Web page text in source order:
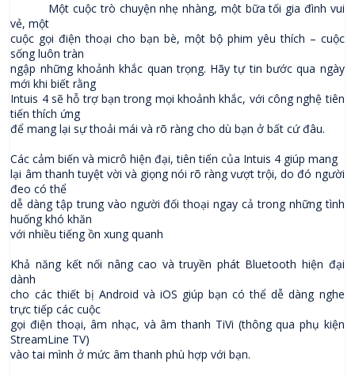
Một cuộc trò chuyện nhẹ nhàng, một bữa tối gia đình vui
vẻ, một
cuộc gọi điện thoại cho bạn bè, một bộ phim yêu thích – cuộc
sống luôn tràn
ngập những khoảnh khắc quan trọng. Hãy tự tin bước qua ngày
mới khi biết rằng
Intuis 4 sẽ hỗ trợ bạn trong mọi khoảnh khắc, với công nghệ tiên
tiến thích ứng
để mang lại sự thoải mái và rõ ràng cho dù bạn ở bất cứ đâu.
Các cảm biến và micrô hiện đại, tiên tiến của Intuis 4 giúp mang
lại âm thanh tuyệt vời và giọng nói rõ ràng vượt trội, do đó người
đeo có thể
dễ dàng tập trung vào người đối thoại ngay cả trong những tình
huống khó khăn
với nhiều tiếng ồn xung quanh
Khả năng kết nối nâng cao và truyền phát Bluetooth hiện đại
dành
cho các thiết bị Android và iOS giúp bạn có thể dễ dàng nghe
trực tiếp các cuộc
gọi điện thoại, âm nhạc, và âm thanh TiVi (thông qua phụ kiện
StreamLine TV)
vào tai mình ở mức âm thanh phù hợp với bạn.